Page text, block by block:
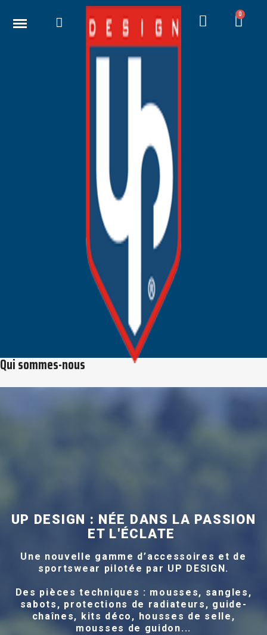
Qui sommes-nous
UP DESIGN : NÉE DANS LA PASSION
ET L'ÉCLATE
Une nouvelle gamme d’accessoires et de
sportswear pilotée par UP DESIGN.
Des pièces techniques : mousses, sangles,
sabots, protections de radiateurs, guide-
chaînes, kits déco, housses de selle,
mousses de guidon...